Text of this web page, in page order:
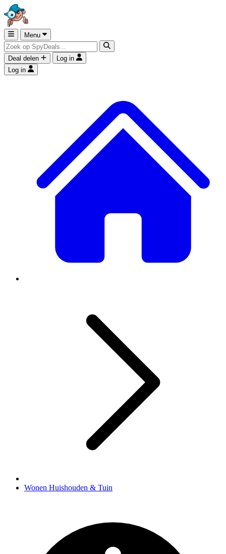
Menu
Deal delen
Log in
Log in
Wonen Huishouden & Tuin